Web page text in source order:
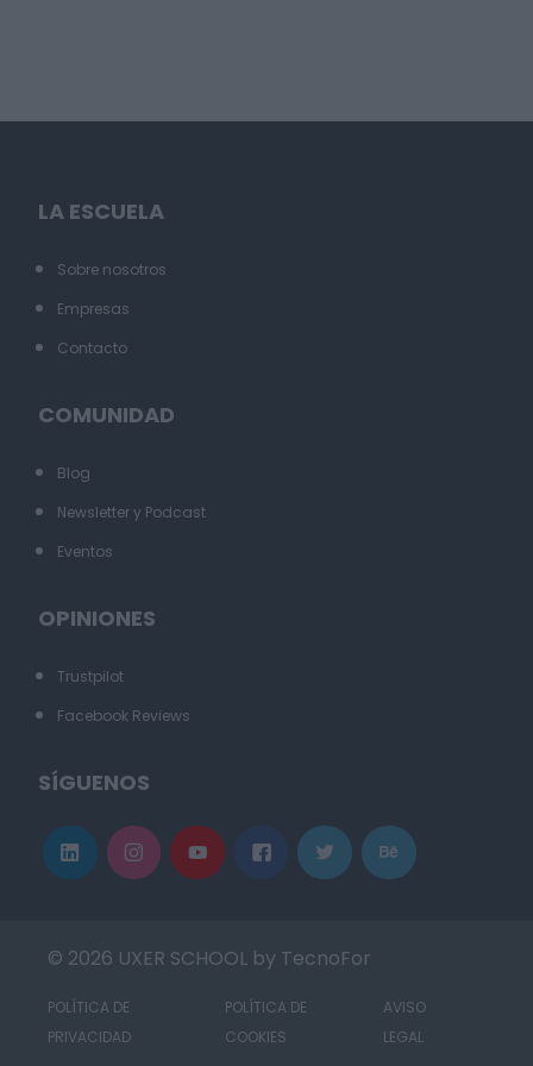
LA ESCUELA
Sobre nosotros
Empresas
Contacto
COMUNIDAD
Blog
Newsletter y Podcast
Eventos
OPINIONES
Trustpilot
Facebook Reviews
SÍGUENOS
© 2026 UXER SCHOOL by TecnoFor
POLÍTICA DE
PRIVACIDAD
POLÍTICA DE
COOKIES
AVISO
LEGAL